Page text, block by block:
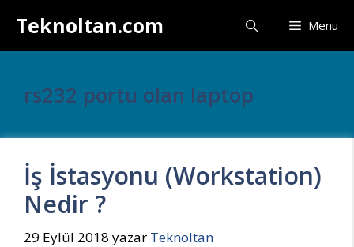
atlaTeknoltan.com Menu
rs232 portu olan laptop
İş İstasyonu (Workstation)
Nedir ?
29 Eylül 2018 yazar Teknoltan